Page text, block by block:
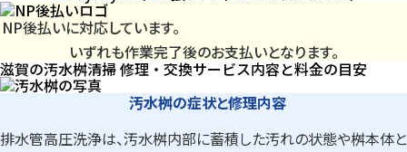
NP後払いに対応しています。
いずれも作業完了後のお支払いとなります。
滋賀の汚水桝清掃修理・交換サービス内容と料金の目安
汚水桝の症状と修理内容
排水管高圧洗浄は、汚水桝内部に蓄積した汚れの状態や桝本体と